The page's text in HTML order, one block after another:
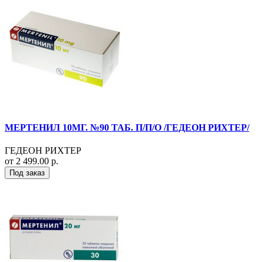
МЕРТЕНИЛ 10МГ. №90 ТАБ. П/П/О /ГЕДЕОН РИХТЕР/
ГЕДЕОН РИХТЕР
от 2 499.00 р.
Под заказ